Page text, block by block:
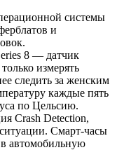
системы
и
8 — датчик
измерять
следить за женским
каждые пять
по Цельсию.
Crash Detection,
Смарт-часы
автомобильную